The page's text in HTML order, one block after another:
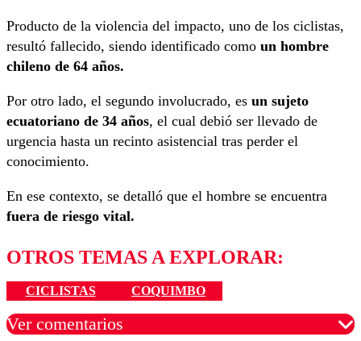
Producto de la violencia del impacto, uno de los ciclistas,
resultó fallecido, siendo identificado como un hombre
chileno de 64 años.
Por otro lado, el segundo involucrado, es un sujeto
ecuatoriano de 34 años, el cual debió ser llevado de
urgencia hasta un recinto asistencial tras perder el
conocimiento.
En ese contexto, se detalló que el hombre se encuentra
fuera de riesgo vital.
OTROS TEMAS A EXPLORAR:
CICLISTAS COQUIMBO
Ver comentarios